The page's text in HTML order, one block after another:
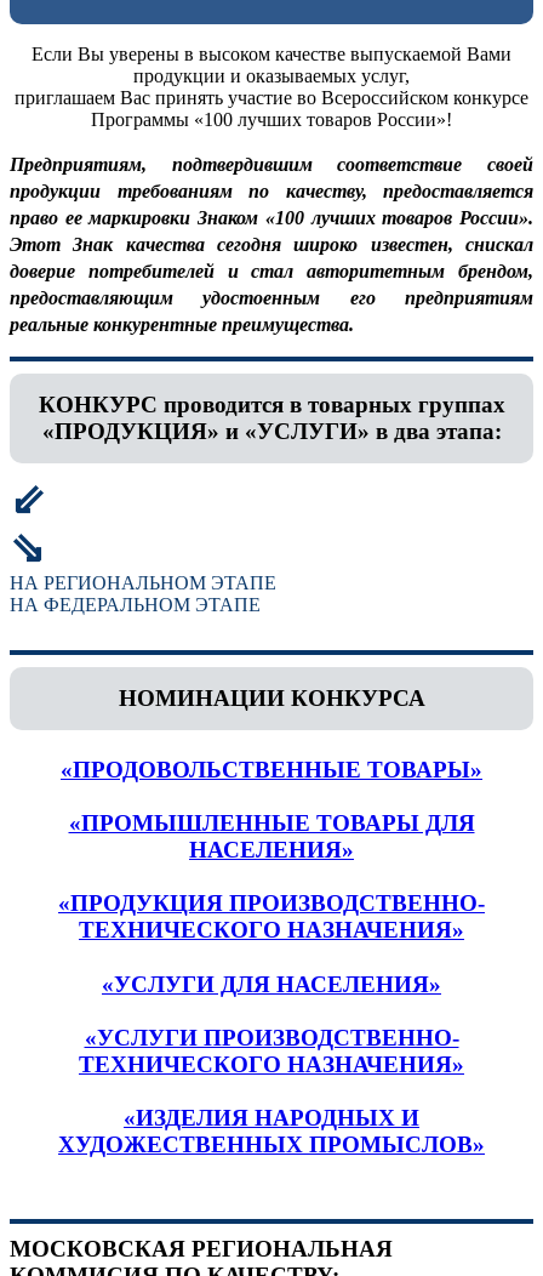
Если Вы уверены в высоком качестве выпускаемой Вами
продукции и оказываемых услуг,
приглашаем Вас принять участие во Всероссийском конкурсе
Программы «100 лучших товаров России»!
Предприятиям, подтвердившим соответствие своей
продукции требованиям по качеству, предоставляется
право ее маркировки Знаком «100 лучших товаров России».
Этот Знак качества сегодня широко известен, снискал
доверие потребителей и стал авторитетным брендом,
предоставляющим удостоенным его предприятиям
реальные конкурентные преимущества.
КОНКУРС проводится в товарных группах
«ПРОДУКЦИЯ» и «УСЛУГИ» в два этапа:
⇙
⇘
НА РЕГИОНАЛЬНОМ ЭТАПЕ
НА ФЕДЕРАЛЬНОМ ЭТАПЕ
НОМИНАЦИИ КОНКУРСА
«ПРОДОВОЛЬСТВЕННЫЕ ТОВАРЫ»
«ПРОМЫШЛЕННЫЕ ТОВАРЫ ДЛЯ
НАСЕЛЕНИЯ»
«ПРОДУКЦИЯ ПРОИЗВОДСТВЕННО-
ТЕХНИЧЕСКОГО НАЗНАЧЕНИЯ»
«УСЛУГИ ДЛЯ НАСЕЛЕНИЯ»
«УСЛУГИ ПРОИЗВОДСТВЕННО-
ТЕХНИЧЕСКОГО НАЗНАЧЕНИЯ»
«ИЗДЕЛИЯ НАРОДНЫХ И
ХУДОЖЕСТВЕННЫХ ПРОМЫСЛОВ»
МОСКОВСКАЯ РЕГИОНАЛЬНАЯ